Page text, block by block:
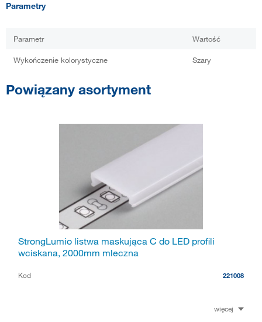
Parametry
Parametr Wartość
Wykończenie kolorystyczne Szary
Powiązany asortyment
StrongLumio listwa maskująca C do LED profili
wciskana, 2000mm mleczna
Kod 221008
więcej